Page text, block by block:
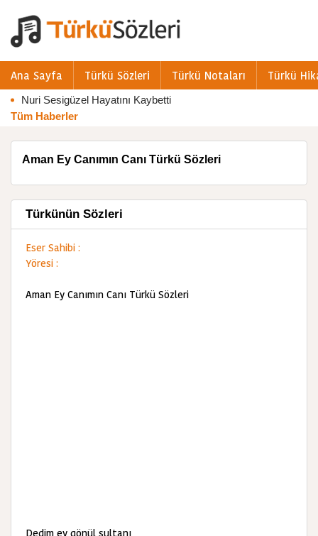
Ana Sayfa Türkü Sözleri Türkü Notaları Türkü
Nuri Sesigüzel Hayatını Kaybetti
Tüm Haberler
Aman Ey Canımın Canı Türkü Sözleri
Türkünün Sözleri
Eser Sahibi :
Yöresi :
Aman Ey Canımın Canı Türkü Sözleri
Dedim ey gönül sultanı